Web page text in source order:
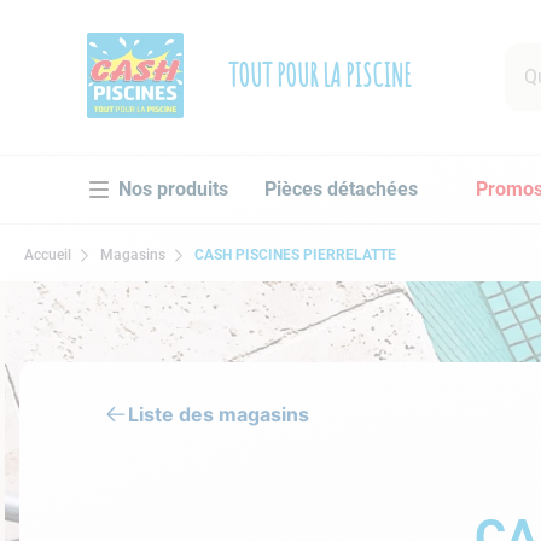
TOUT POUR LA PISCINE
Pièces détachées
Accueil Magasins CASH PISCINES PIERRELATTE
Liste des magasins
1.
3.
4.
5.
9.